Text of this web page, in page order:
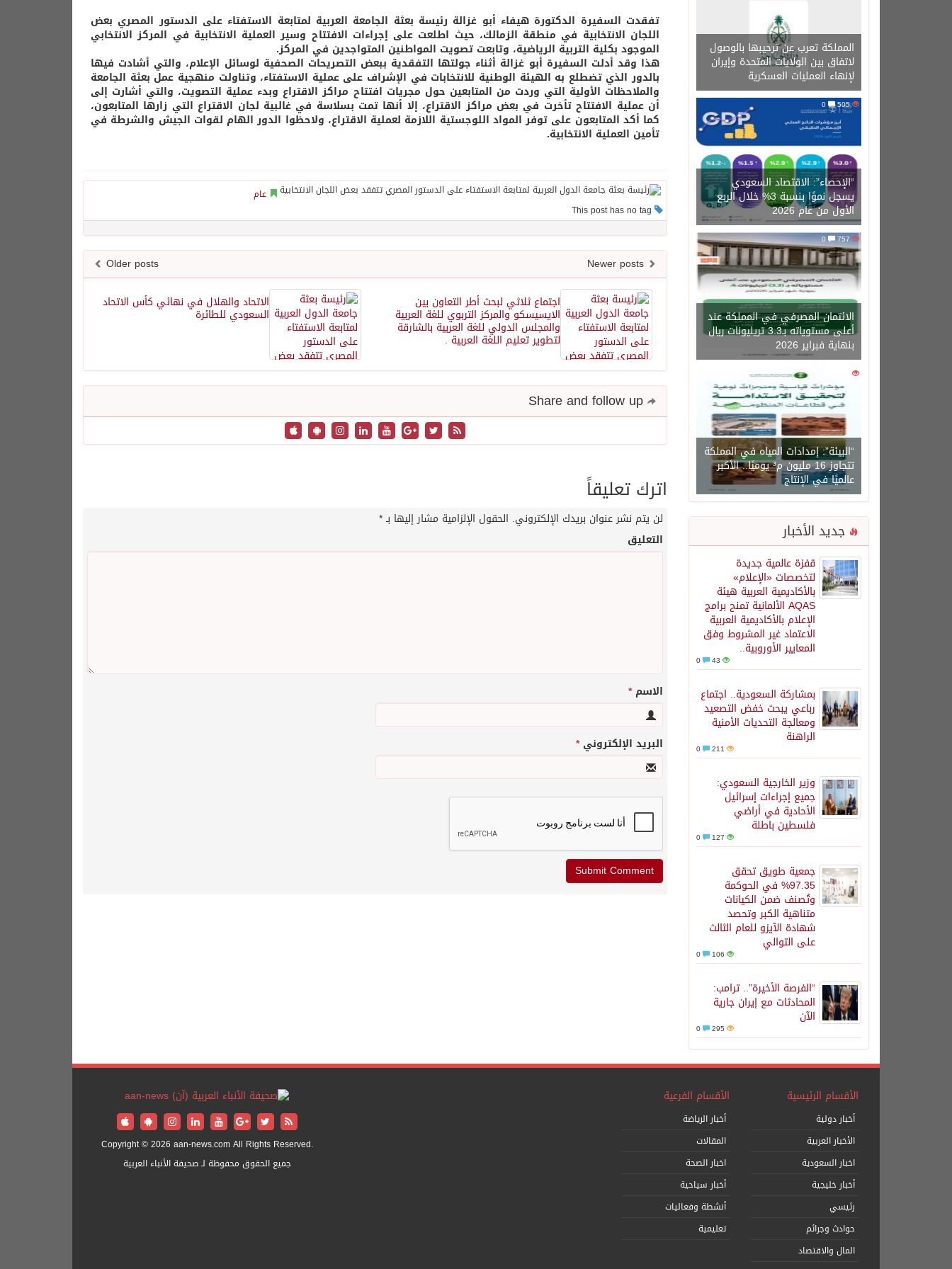
المملكة تعرب عن ترحيبها بالوصول
لاتفاق بين الولايات المتحدة وإيران
لإنهاء العمليات العسكرية
505
“الإحصاء”: الاقتصاد السعودي
يسجل نموًا بنسبة 3% خلال الربع
الأول من عام 2026
757
0
الائتمان المصرفي في المملكة عند
أعلى مستوياته بـ3.3 تريليونات ريال
بنهاية فبراير 2026
1450
“البيئة”: إمدادات المياه في المملكة
تتجاوز 16 مليون م³ يوميًا.. الأكبر
عالميًا في الإنتاج
جديد الأخبار
قفزة عالمية جديدة
لتخصصات «الإعلام»
بالأكاديمية العربية هيئة
AQAS الألمانية تمنح برامج
الإعلام بالأكاديمية العربية
الاعتماد غير المشروط وفق
المعايير الأوروبية..
43
بمشاركة السعودية.. اجتماع
رباعي يبحث خفض التصعيد
ومعالجة التحديات الأمنية
الراهنة
211
وزير الخارجية السعودي:
جميع إجراءات إسرائيل
الأحادية في أراضي
فلسطين باطلة
127
جمعية طويق تحقق
97.35% في الحوكمة
وتُصنف ضمن الكيانات
متناهية الكبر وتحصد
شهادة الآيزو للعام الثالث
على التوالي
106
“الفرصة الأخيرة”.. ترامب:
المحادثات مع إيران جارية
الآن
295
تفقدت السفيرة الدكتورة هيفاء أبو غزالة رئيسة بعثة الجامعة العربية لمتابعة الاستفتاء على الدستور المصري بعض
اللجان الانتخابية في منطقة الزمالك، حيث اطلعت على إجراءات الافتتاح وسير العملية الانتخابية في المركز الانتخابي
الموجود بكلية التربية الرياضية، وتابعت تصويت المواطنين المتواجدين في المركز.
هذا وقد أدلت السفيرة أبو غزالة أثناء جولتها التفقدية ببعض التصريحات الصحفية لوسائل الإعلام، والتي أشادت فيها
بالدور الذي تضطلع به الهيئة الوطنية للانتخابات في الإشراف على عملية الاستفتاء، وتناولت منهجية عمل بعثة الجامعة
والملاحظات الأولية التي وردت من المتابعين حول مجريات افتتاح مراكز الاقتراع وبدء عملية التصويت، والتي أشارت إلى
أن عملية الافتتاح تأخرت في بعض مراكز الاقتراع، إلا أنها تمت بسلاسة في غالبية لجان الاقتراع التي زارها المتابعون،
كما أكد المتابعون على توفر المواد اللوجستية اللازمة لعملية الاقتراع، ولاحظوا الدور الهام لقوات الجيش والشرطة في
تأمين العملية الانتخابية.
عام
Older posts
الاتحاد والهلال في نهائي كأس الاتحاد
السعودي للطائرة
اجتماع ثلاثي لبحث أطر التعاون بين
الايسيسكو والمركز التربوي للغة العربية
والمجلس الدولي للغة العربية بالشارقة
لتطوير تعليم اللغة العربية .
اترك تعليقاً
لن يتم نشر عنوان بريدك الإلكتروني. الحقول الإلزامية مشار إليها بـ*
التعليق
الاسم*
البريد الإلكتروني*
الأقسام الرئيسية
أخبار دولية
الأخبار العربية
اخبار السعودية
أخبار خليجية
رئيسي
حوادث وجرائم
المال والاقتصاد
الأقسام الفرعية
أخبار الرياضة
المقالات
اخبار الصحة
أخبار سياحية
أنشطة وفعاليات
تعليمية
Copyright © 2026 aan-news.com All Rights Reserved.
جميع الحقوق محفوظة لـ صحيفة الأنباء العربية